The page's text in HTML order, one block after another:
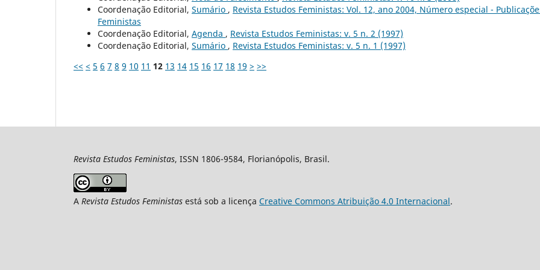
Coordenação Editorial, Sumário , Revista Estudos Feministas: Vol. 12, ano 2004, Número especial -
Feministas
Coordenação Editorial, Agenda , Revista Estudos Feministas: v. 5 n. 2 (1997)
Coordenação Editorial, Sumário , Revista Estudos Feministas: v. 5 n. 1 (1997)
<< < 5 6 7 8 9 10 11 12 13 14 15 16 17 18 19 > >>
Revista Estudos Feministas, ISSN 1806-9584, Florianópolis, Brasil.
A Revista Estudos Feministas está sob a licença Creative Commons Atribuição 4.0 Internacional.